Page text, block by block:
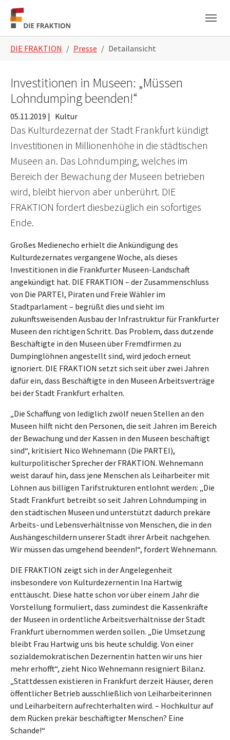
Zum Hauptinhalt springen
Skip to page footer
DIE FRAKTION Presse Detailansicht
Investitionen in Museen: „Müssen
Lohndumping beenden!“
05.11.2019 | Kultur
Das Kulturdezernat der Stadt Frankfurt kündigt
Investitionen in Millionenhöhe in die städtischen
Museen an. Das Lohndumping, welches im
Bereich der Bewachung der Museen betrieben
wird, bleibt hiervon aber unberührt. DIE
FRAKTION fordert diesbezüglich ein sofortiges
Ende.
Großes Medienecho erhielt die Ankündigung des
Kulturdezernates vergangene Woche, als dieses
Investitionen in die Frankfurter Museen-Landschaft
angekündigt hat. DIE FRAKTION – der Zusammenschluss
von Die PARTEI, Piraten und Freie Wähler im
Stadtparlament – begrüßt dies und sieht im
zukunftsweisenden Ausbau der Infrastruktur für Frankfurter
Museen den richtigen Schritt. Das Problem, dass dutzende
Beschäftigte in den Museen über Fremdfirmen zu
Dumpinglöhnen angestellt sind, wird jedoch erneut
ignoriert. DIE FRAKTION setzt sich seit über zwei Jahren
dafür ein, dass Beschäftigte in den Museen Arbeitsverträge
bei der Stadt Frankfurt erhalten.
„Die Schaffung von lediglich zwölf neuen Stellen an den
Museen hilft nicht den Personen, die seit Jahren im Bereich
der Bewachung und der Kassen in den Museen beschäftigt
sind“, kritisiert Nico Wehnemann (Die PARTEI),
kulturpolitischer Sprecher der FRAKTION. Wehnemann
weist darauf hin, dass jene Menschen als Leiharbeiter mit
Löhnen aus billigen Tarifstrukturen entlohnt werden: „Die
Stadt Frankfurt betreibt so seit Jahren Lohndumping in
den städtischen Museen und unterstützt dadurch prekäre
Arbeits- und Lebensverhältnisse von Menschen, die in den
Aushängeschildern unserer Stadt ihrer Arbeit nachgehen.
Wir müssen das umgehend beenden!“, fordert Wehnemann.
DIE FRAKTION zeigt sich in der Angelegenheit
insbesondere von Kulturdezernentin Ina Hartwig
enttäuscht. Diese hatte schon vor über einem Jahr die
Vorstellung formuliert, dass zumindest die Kassenkräfte
der Museen in ordentliche Arbeitsverhältnisse der Stadt
Frankfurt übernommen werden sollen. „Die Umsetzung
bleibt Frau Hartwig uns bis heute schuldig. Von einer
sozialdemokratischen Dezernentin hatten wir uns hier
mehr erhofft“, zieht Nico Wehnemann resigniert Bilanz.
„Stattdessen existieren in Frankfurt derzeit Häuser, deren
öffentlicher Betrieb ausschließlich von Leiharbeiterinnen
und Leiharbeitern aufrechterhalten wird. – Hochkultur auf
dem Rücken prekär beschäftigter Menschen? Eine
Schande!“